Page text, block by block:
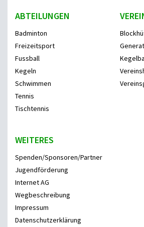
ABTEILUNGEN
Badminton
Freizeitsport
Fussball
Kegeln
Schwimmen
Tennis
Tischtennis
WEITERES
Spenden/Sponsoren/Partner
Jugendförderung
Internet AG
Wegbeschreibung
Impressum
Datenschutzerklärung